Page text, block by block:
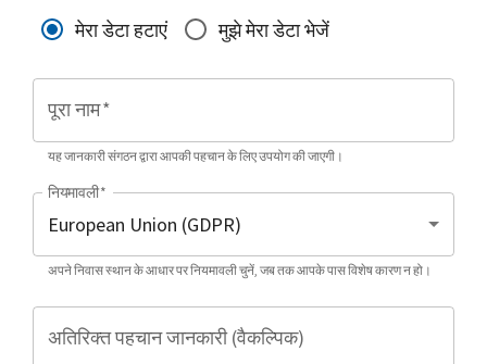
मेरा डेटा हटाएं
मुझे मेरा डेटा भेजें
पूरा नाम*
यह जानकारी संगठन द्वारा आपकी पहचान के लिए उपयोग की जाएगी।
नियमावली*
अपने निवास स्थान के आधार पर नियमावली चुनें, जब तक आपके पास विशेष कारण न हो।
अतिरिक्त पहचान जानकारी (वैकल्पिक)